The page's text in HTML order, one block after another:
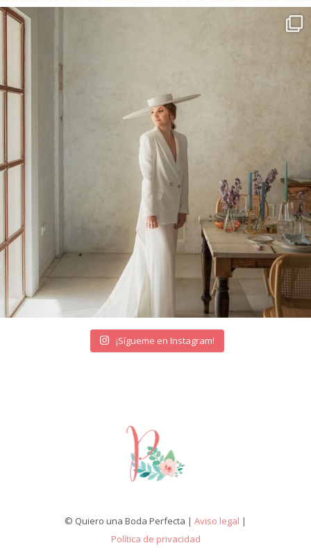
¡Sígueme en Instagram!
© Quiero una Boda Perfecta | Aviso legal |
Política de privacidad